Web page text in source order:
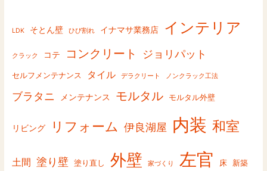
LDK そとん壁 ひび割れ イナマサ業務店 インテリア
クラック コテ コンクリート ジョリパット
セルフメンテナンス タイル デラクリート ノンクラック工法
ブラタニ メンテナンス モルタル モルタル外壁
リビング リフォーム 伊良湖屋 内装 和室
土間 塗り壁 塗り直し 外壁 家づくり 左官 床 新築